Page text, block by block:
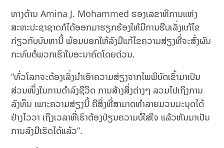
ທາງດ້ານ Amina J. Mohammed ຮອງເລຂາທິການແຫ່ງ
ສະຫະປະຊາຊາດກໍໄດ້ອອກມາຮຽກຮ້ອງໃຫ້ມີການຮີບເລັ່ງແກ້ໄຂ
ກ່ຽວກັບບັນຫານີ້ ພ້ອມບອກໃຫ້ລົງມືແກ້ໄຂຄວາມສ່ຽງທີ່ຈະສົ່ງຜົນ
ກະທົບຕໍ່ພວກເຮົາໃນອະນາຄົດໂດຍດ່ວນ.
“ທົ່ວໂລກຈະຕ້ອງເລັ່ງນໍາເອົາຄວາມສ່ຽງຈາກໄພພິບັດເຂົ້າມາເປັນ
ສ່ວນໜຶ່ງໃນການດໍາລົງຊີວິດ ການສ້າງສິ່ງຕ່າງໆ ລວມໄປເຖິງການ
ລົງທຶນ ເພາະຄວາມສ່ຽງນີ້ ຄືສິ່ງທີ່ສາມາດທໍາລາຍມວນມະນຸດໄດ້
ຢ່າງໄວວາ ເຖິງເວລາທີ່ເຮົາຕ້ອງປ່ຽນຄວາມບໍ່ໃສ່ໃຈ ແລ້ວຫັນມາເປັນ
ການລົງມືເຮັດໄດ້ແລ້ວ”.